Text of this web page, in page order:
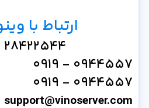
ارتباط با
28422544 - 021
0944557 - 0919
0944557 - 0919
support@vinoserver.com